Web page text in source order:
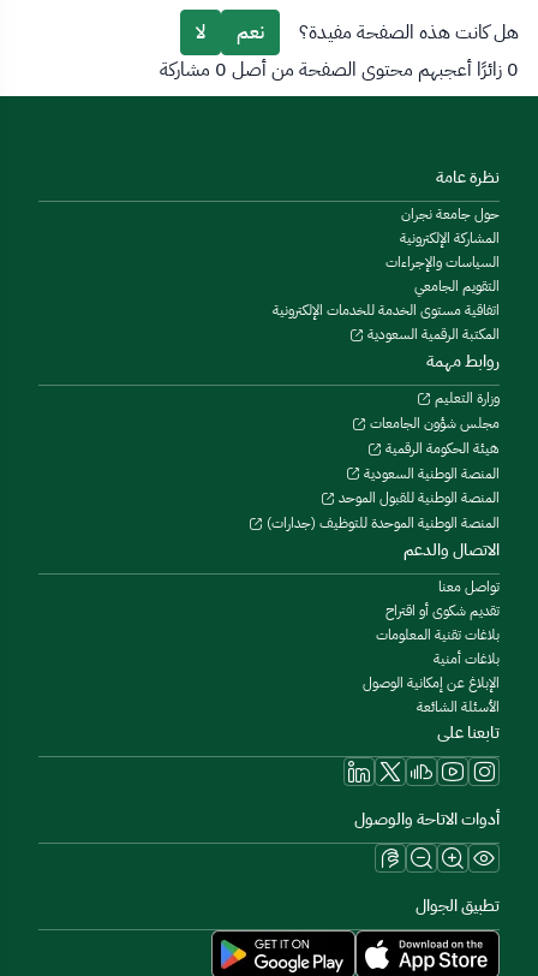
هل كانت هذه الصفحة مفيدة؟ نعم
لا
0 زائرًا أعجبهم محتوى الصفحة من أصل 0 مشاركة
نظرة عامة
حول جامعة نجران
المشاركة الإلكترونية
السياسات والإجراءات
التقويم الجامعي
اتفاقية مستوى الخدمة للخدمات الإلكترونية
المكتبة الرقمية السعودية
روابط مهمة
وزارة التعليم
مجلس شؤون الجامعات
هيئة الحكومة الرقمية
المنصة الوطنية السعودية
المنصة الوطنية للقبول الموحد
المنصة الوطنية الموحدة للتوظيف (جدارات)
الاتصال والدعم
تواصل معنا
تقديم شكوى أو اقتراح
بلاغات تقنية المعلومات
بلاغات أمنية
الإبلاغ عن إمكانية الوصول
الأسئلة الشائعة
تابعنا على
أدوات الاتاحة والوصول
تطبيق الجوال